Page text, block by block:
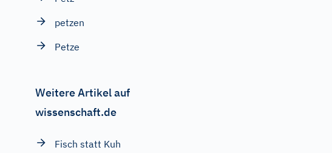
petzen
Petze
Weitere Artikel auf
wissenschaft.de
Fisch statt Kuh